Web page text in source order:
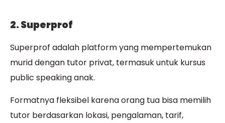
2. Superprof
Superprof adalah platform yang mempertemukan
murid dengan tutor privat, termasuk untuk kursus
public speaking anak.
Formatnya fleksibel karena orang tua bisa memilih
tutor berdasarkan lokasi, pengalaman, tarif,